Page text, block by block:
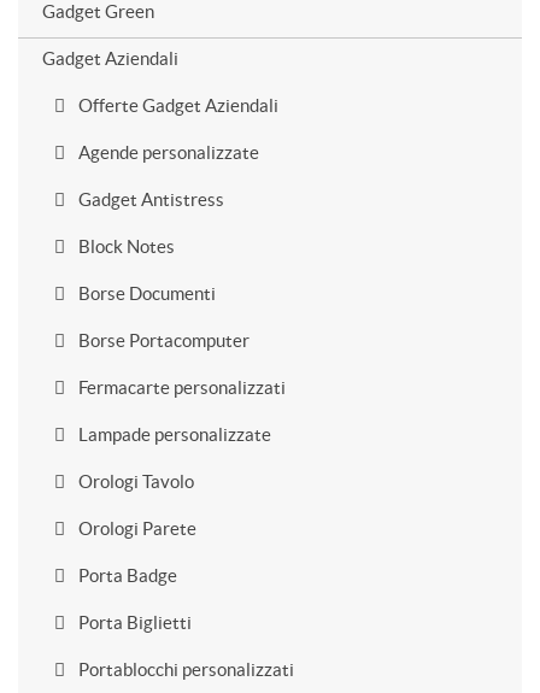
Gadget Green
Gadget Aziendali
Offerte Gadget Aziendali
Agende personalizzate
Gadget Antistress
Block Notes
Borse Documenti
Borse Portacomputer
Fermacarte personalizzati
Lampade personalizzate
Orologi Tavolo
Orologi Parete
Porta Badge
Porta Biglietti
Portablocchi personalizzati